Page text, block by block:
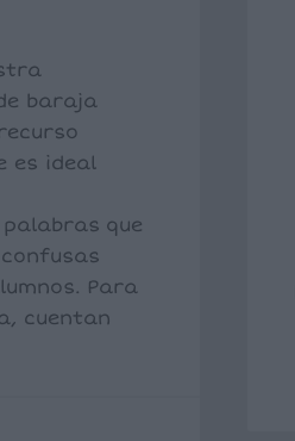
baraja
es ideal
que
Para
cuentan